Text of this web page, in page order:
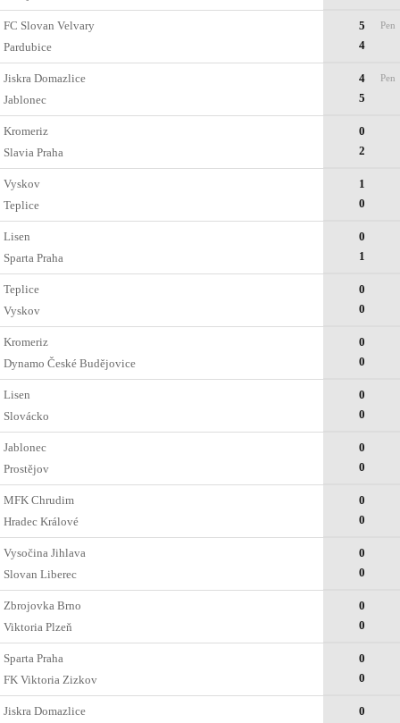
FC Slovan Velvary
Pardubice
5
4
Pen
Jiskra Domazlice
Jablonec
4
5
Pen
Kromeriz
Slavia Praha
0
2
Vyskov
Teplice
1
0
Lisen
Sparta Praha
0
1
Teplice
Vyskov
0
0
Kromeriz
Dynamo České Budějovice
0
0
Lisen
Slovácko
0
0
Jablonec
Prostějov
0
0
MFK Chrudim
Hradec Králové
0
0
Vysočina Jihlava
Slovan Liberec
0
0
Zbrojovka Brno
Viktoria Plzeň
0
0
Sparta Praha
FK Viktoria Zizkov
0
0
Jiskra Domazlice
0